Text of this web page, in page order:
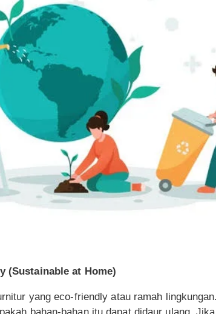
(Sustainable at Home)
yang eco-friendly atau ramah